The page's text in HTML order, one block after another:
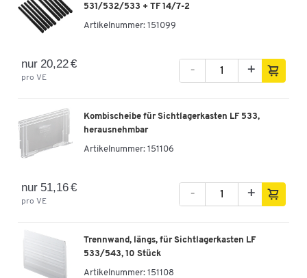
531/532/533 + TF 14/7-2
Artikelnummer: 151099
nur 20,22 €
pro VE
- +
Kombischeibe für Sichtlagerkasten LF 533,
herausnehmbar
Artikelnummer: 151106
nur 51,16 €
pro VE
- +
Trennwand, längs, für Sichtlagerkasten LF
533/543, 10 Stück
Artikelnummer: 151108